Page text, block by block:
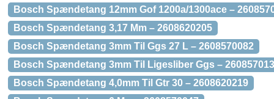
Bosch Spændetang 12mm Gof 1200a/1300ace –
Bosch Spændetang 3,17 Mm – 2608620205
Bosch Spændetang 3mm Til Ggs 27 L – 2608570082
Bosch Spændetang 3mm Til Ligesliber Ggs –
Bosch Spændetang 4,0mm Til Gtr 30 – 2608620219